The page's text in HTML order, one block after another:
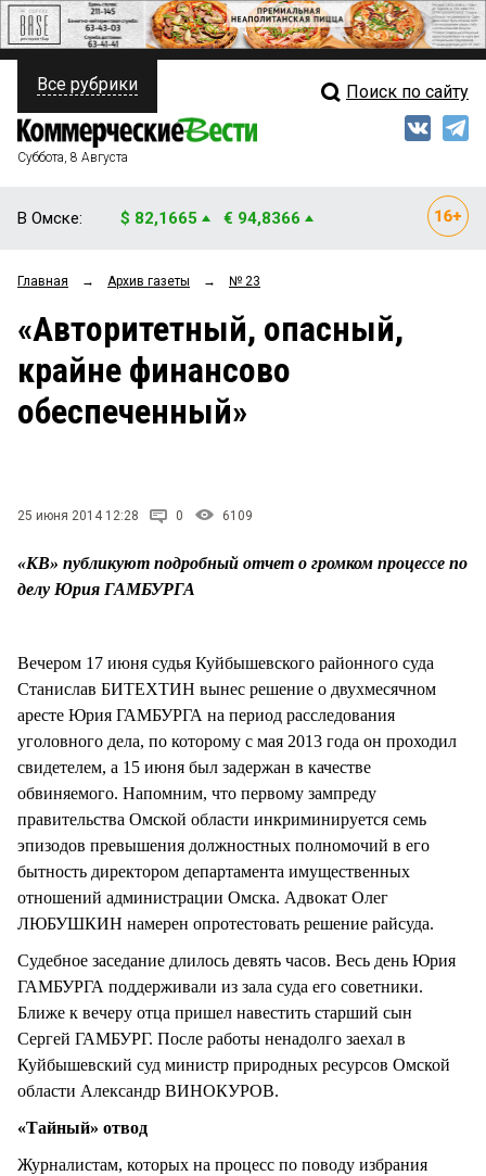
ПОЛИТИКА
ФИНАНСЫ
ОБЩЕСТВО
ЗАКОН
НОВОСТИ КОМПАНИЙ
Свежий выпуск
Рейтинги
Блоги
Все рубрики Поиск по сайту
Суббота, 8 Августа
В Омске: $ 82,1665 € 94,8366
Главная → Архив газеты → № 23
«Авторитетный, опасный,
крайне финансово
обеспеченный»
25 июня 2014 12:28 0 6109
«КВ» публикуют подробный отчет о громком процессе по
делу Юрия ГАМБУРГА
Вечером 17 июня судья Куйбышевского районного суда
Станислав БИТЕХТИН вынес решение о двухмесячном
аресте Юрия ГАМБУРГА на период расследования
уголовного дела, по которому с мая 2013 года он проходил
свидетелем, а 15 июня был задержан в качестве
обвиняемого. Напомним, что первому зампреду
правительства Омской области инкриминируется семь
эпизодов превышения должностных полномочий в его
бытность директором департамента имущественных
отношений администрации Омска. Адвокат Олег
ЛЮБУШКИН намерен опротестовать решение райсуда.
Судебное заседание длилось девять часов. Весь день Юрия
ГАМБУРГА поддерживали из зала суда его советники.
Ближе к вечеру отца пришел навестить старший сын
Сергей ГАМБУРГ. После работы ненадолго заехал в
Куйбышевский суд министр природных ресурсов Омской
области Александр ВИНОКУРОВ.
«Тайный» отвод
Журналистам, которых на процесс по поводу избрания